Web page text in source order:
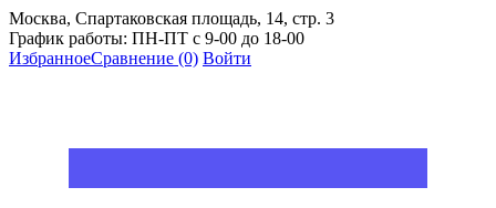
Москва, Спартаковская площадь, 14, стр. 3
График работы: ПН-ПТ с 9-00 до 18-00
ИзбранноеСравнение (0) Войти